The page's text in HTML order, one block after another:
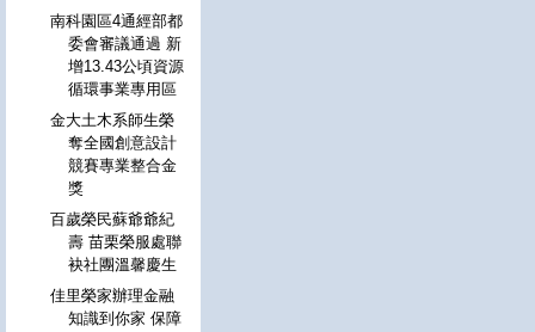
南科園區4通經部都
委會審議通過 新
增13.43公頃資源
循環事業專用區
金大土木系師生榮
奪全國創意設計
競賽專業整合金
獎
百歲榮民蘇爺爺紀
壽 苗栗榮服處聯
袂社團溫馨慶生
佳里榮家辦理金融
知識到你家 保障